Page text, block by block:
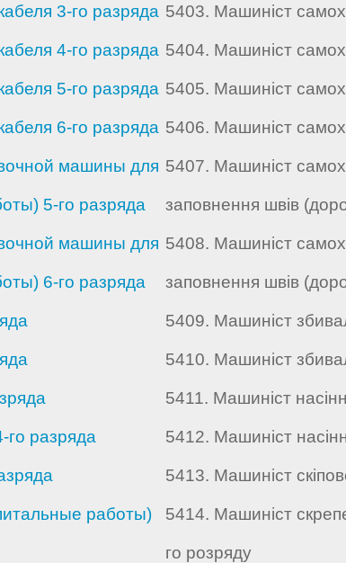
3-го разряда 5403. Машиніст
4-го разряда 5404. Машиніст
5-го разряда 5405. Машиніст
6-го разряда 5406. Машиніст
машины для
5-го разряда
5407. Машиніст
заповнення швів
машины для
6-го разряда
5408. Машиніст
заповнення швів
5409. Машиніст
5410. Машиніст
5411. Машиніст
разряда 5412. Машиніст
5413. Машиніст
работы) 5414. Машиніст
го розряду